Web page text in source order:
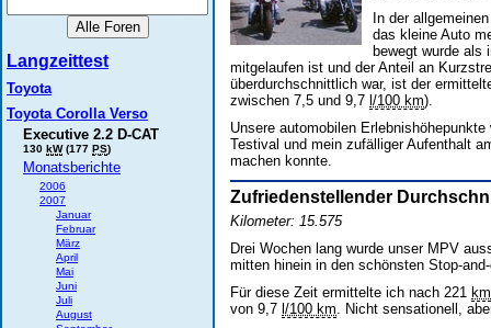
Langzeittest
Toyota
Toyota Corolla Verso
Executive 2.2 D-CAT
130 kW(177 PS)
Monatsberichte
2006
2007
Januar
Februar
März
April
Mai
Juni
Juli
August
In der
das kleine Auto
bewegt wurde
mitgelaufen ist und der Anteil an
überdurchschnittlich war, ist der
zwischen 7,5 und 9,7 l/100 km).
Unsere automobilen
Testival und mein zufälliger Aufenthalt
machen konnte.
Zufriedenstellender
Kilometer: 15.575
Drei Wochen lang wurde unser MPV
mitten hinein in den schönsten Stop-
Für diese Zeit ermittelte ich nach 221 km
von 9,7 l/100 km. Nicht sensationell,